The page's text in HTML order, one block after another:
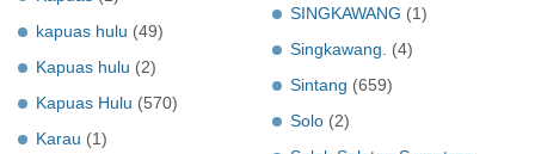
kapuas hulu (49)
Kapuas hulu (2)
Kapuas Hulu (570)
Karau (1)
SINGKAWANG (1)
Singkawang. (4)
Sintang (659)
Solo (2)